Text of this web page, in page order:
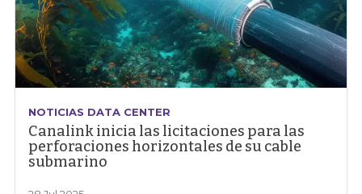
NOTICIAS DATA CENTER
Canalink inicia las licitaciones para las
perforaciones horizontales de su cable
submarino